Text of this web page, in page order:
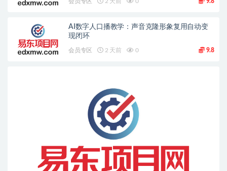
AI数字人口播教学：声音克隆形象复用自动变
现闭环
会员专区 2 天前 0 9.8